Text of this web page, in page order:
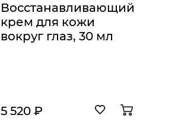
Восстанавливающий
крем для кожи
вокруг глаз, 30 мл
5 520 ₽